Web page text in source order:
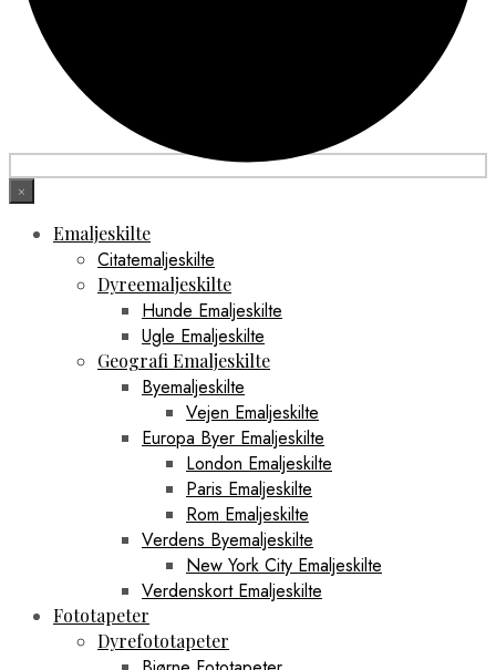
×
Emaljeskilte
Citatemaljeskilte
Dyreemaljeskilte
Hunde Emaljeskilte
Ugle Emaljeskilte
Geografi Emaljeskilte
Byemaljeskilte
Vejen Emaljeskilte
Europa Byer Emaljeskilte
London Emaljeskilte
Paris Emaljeskilte
Rom Emaljeskilte
Verdens Byemaljeskilte
New York City Emaljeskilte
Verdenskort Emaljeskilte
Fototapeter
Dyrefototapeter